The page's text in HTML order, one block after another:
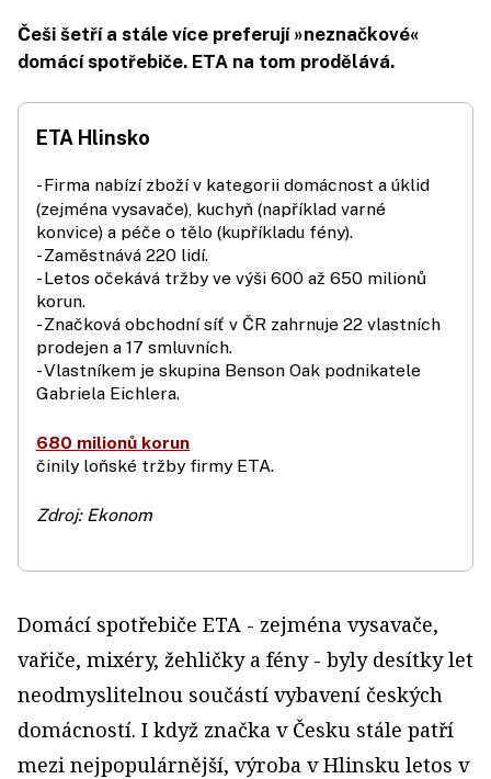
Češi šetří a stále více preferují »neznačkové«
domácí spotřebiče. ETA na tom prodělává.
ETA Hlinsko
- Firma nabízí zboží v kategorii domácnost a úklid
(zejména vysavače), kuchyň (například varné
konvice) a péče o tělo (kupříkladu fény).
- Zaměstnává 220 lidí.
- Letos očekává tržby ve výši 600 až 650 milionů
korun.
- Značková obchodní síť v ČR zahrnuje 22 vlastních
prodejen a 17 smluvních.
- Vlastníkem je skupina Benson Oak podnikatele
Gabriela Eichlera.
680 milionů korun
činily loňské tržby firmy ETA.
Zdroj: Ekonom
Domácí spotřebiče ETA - zejména vysavače,
vařiče, mixéry, žehličky a fény - byly desítky let
neodmyslitelnou součástí vybavení českých
domácností. I když značka v Česku stále patří
mezi nejpopulárnější, výroba v Hlinsku letos v